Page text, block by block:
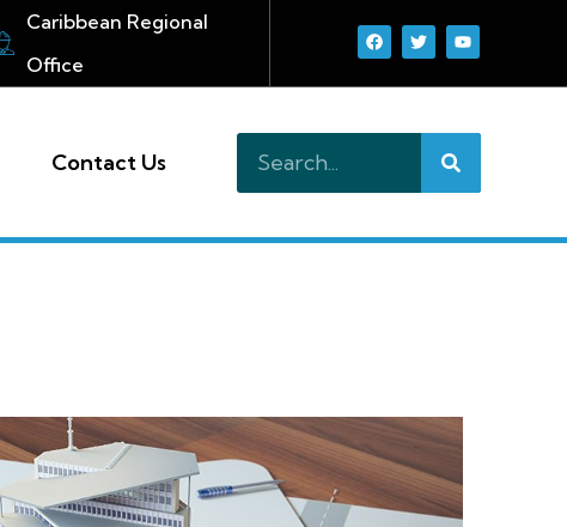
Caribbean Regional
Office
Contact Us